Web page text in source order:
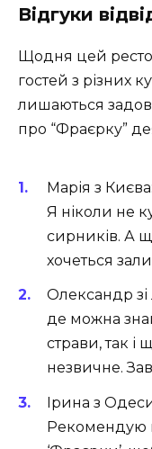
Відгуки
Щодня цей
гостей з різних
лишаються
про “Фраєрку”
Марія з Києва:
Я ніколи не
сирників. А
хочеться
Олександр зі
де можна
страви, так і
незвичне.
Ірина з
Рекомендую